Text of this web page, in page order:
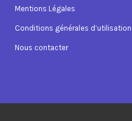
Mentions Légales
Conditions générales d’utilisation
Nous contacter